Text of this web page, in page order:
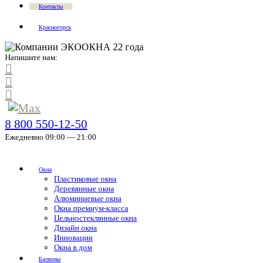
Контакты
Красногорск
Напишите нам:
8 800 550-12-50
Ежедневно 09:00 — 21:00
Окна
Пластиковые окна
Деревянные окна
Алюминиевые окна
Окна премиум-класса
Цельностеклянные окна
Дизайн окна
Инновации
Окна в дом
Балконы